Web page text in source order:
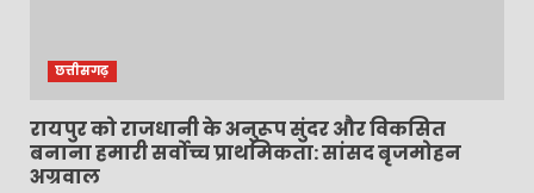
छत्तीसगढ़
रायपुर को राजधानी के अनुरूप सुंदर और विकसित
बनाना हमारी सर्वोच्च प्राथमिकता: सांसद बृजमोहन
अग्रवाल